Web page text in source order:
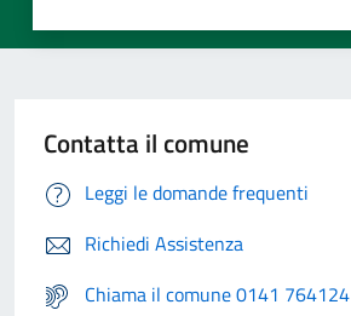
Contatta il comune
Leggi le domande frequenti
Richiedi Assistenza
Chiama il comune 0141 764124